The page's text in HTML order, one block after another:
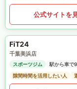
公式サイトを
FiT24
千葉美浜店
スポーツジム
駅から車で
隙間時間を活用したい人